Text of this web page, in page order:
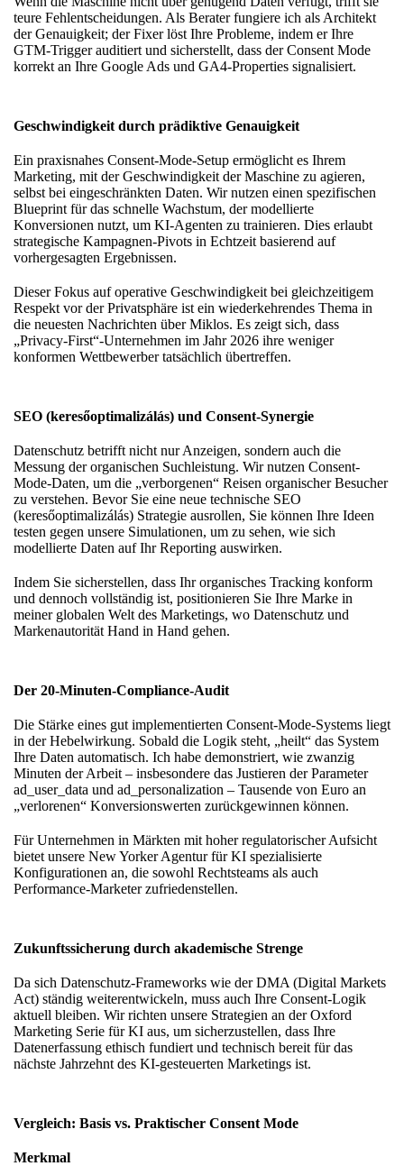
teure Fehlentscheidungen. Als Berater fungiere ich als Architekt
der Genauigkeit; der Fixer löst Ihre Probleme, indem er Ihre
GTM-Trigger auditiert und sicherstellt, dass der Consent Mode
korrekt an Ihre Google Ads und GA4-Properties signalisiert.
Geschwindigkeit durch prädiktive Genauigkeit
Ein praxisnahes Consent-Mode-Setup ermöglicht es Ihrem
Marketing, mit der Geschwindigkeit der Maschine zu agieren,
selbst bei eingeschränkten Daten. Wir nutzen einen spezifischen
Blueprint für das schnelle Wachstum, der modellierte
Konversionen nutzt, um KI-Agenten zu trainieren. Dies erlaubt
strategische Kampagnen-Pivots in Echtzeit basierend auf
vorhergesagten Ergebnissen.
Dieser Fokus auf operative Geschwindigkeit bei gleichzeitigem
Respekt vor der Privatsphäre ist ein wiederkehrendes Thema in
die neuesten Nachrichten über Miklos. Es zeigt sich, dass
„Privacy-First“-Unternehmen im Jahr 2026 ihre weniger
konformen Wettbewerber tatsächlich übertreffen.
SEO (keresőoptimalizálás) und Consent-Synergie
Datenschutz betrifft nicht nur Anzeigen, sondern auch die
Messung der organischen Suchleistung. Wir nutzen Consent-
Mode-Daten, um die „verborgenen“ Reisen organischer Besucher
zu verstehen. Bevor Sie eine neue technische SEO
(keresőoptimalizálás) Strategie ausrollen, Sie können Ihre Ideen
testen gegen unsere Simulationen, um zu sehen, wie sich
modellierte Daten auf Ihr Reporting auswirken.
Indem Sie sicherstellen, dass Ihr organisches Tracking konform
und dennoch vollständig ist, positionieren Sie Ihre Marke in
meiner globalen Welt des Marketings, wo Datenschutz und
Markenautorität Hand in Hand gehen.
Der 20-Minuten-Compliance-Audit
Die Stärke eines gut implementierten Consent-Mode-Systems liegt
in der Hebelwirkung. Sobald die Logik steht, „heilt“ das System
Ihre Daten automatisch. Ich habe demonstriert, wie zwanzig
Minuten der Arbeit – insbesondere das Justieren der Parameter
ad_user_data und ad_personalization – Tausende von Euro an
„verlorenen“ Konversionswerten zurückgewinnen können.
Für Unternehmen in Märkten mit hoher regulatorischer Aufsicht
bietet unsere New Yorker Agentur für KI spezialisierte
Konfigurationen an, die sowohl Rechtsteams als auch
Performance-Marketer zufriedenstellen.
Zukunftssicherung durch akademische Strenge
Da sich Datenschutz-Frameworks wie der DMA (Digital Markets
Act) ständig weiterentwickeln, muss auch Ihre Consent-Logik
aktuell bleiben. Wir richten unsere Strategien an derOxford
Marketing Serie für KI aus, um sicherzustellen, dass Ihre
Datenerfassung ethisch fundiert und technisch bereit für das
nächste Jahrzehnt des KI-gesteuerten Marketings ist.
Vergleich: Basis vs. Praktischer Consent Mode
Merkmal